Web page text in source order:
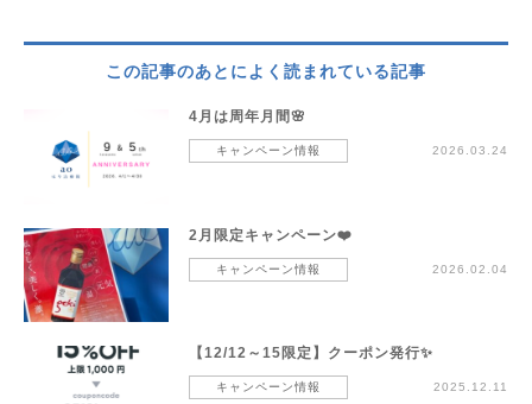
この記事のあとによく読まれている記事
4月は周年月間🌸
キャンペーン情報 2026.03.24
2月限定キャンペーン❤️
キャンペーン情報 2026.02.04
【12/12～15限定】クーポン発行✨
キャンペーン情報 2025.12.11